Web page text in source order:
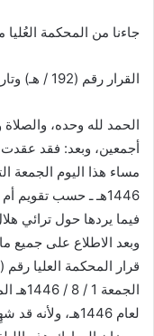
جاءنا من المحكمة العُليا
القرار رقم (192 / هـ) وتاريخ 29 / 8 / 1446هـ
الحمد لله وحده،
أجمعين، وبعد: فقد عقدت
مساء هذا اليوم الجمعة
وبعد الاطلاع على جميع
لعام 1446هـ،